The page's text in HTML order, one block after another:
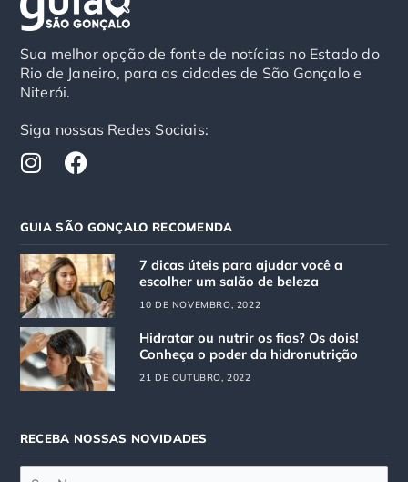
Sua melhor opção de fonte de notícias no Estado do
Rio de Janeiro, para as cidades de São Gonçalo e
Niterói.
Siga nossas Redes Sociais:
I
n
t
a
g
r
a
m
F
a
e
b
o
o
k
GUIA SÃO GONÇALO RECOMENDA
7 dicas úteis para ajudar você a
escolher um salão de beleza
10 DE NOVEMBRO, 2022
Hidratar ou nutrir os fios? Os dois!
Conheça o poder da hidronutrição
21 DE OUTUBRO, 2022
RECEBA NOSSAS NOVIDADES